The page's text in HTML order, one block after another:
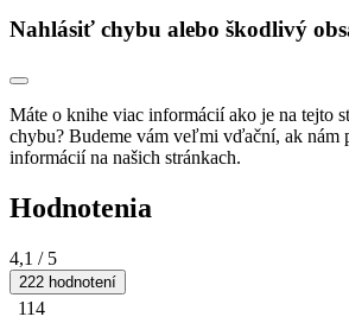
Nahlásiť chybu alebo škodlivý
Máte o knihe viac informácií ako je na tejto
chybu? Budeme vám veľmi vďační, ak nám
informácií na našich stránkach.
Hodnotenia
4,1 / 5
222 hodnotení
114